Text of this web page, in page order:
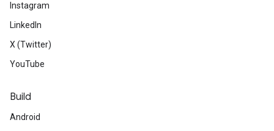
Instagram
LinkedIn
X (Twitter)
YouTube
Build
Android